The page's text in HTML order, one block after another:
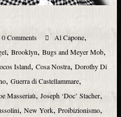
0 Comments Al Capone,
, Brooklyn, Bugs and Meyer Mob,
Island, Cosa Nostra, Dorothy Di
, Guerra di Castellammare,
Masseriaù, Joseph ‘Doc’ Stacher,
, New York, Proibizionismo,